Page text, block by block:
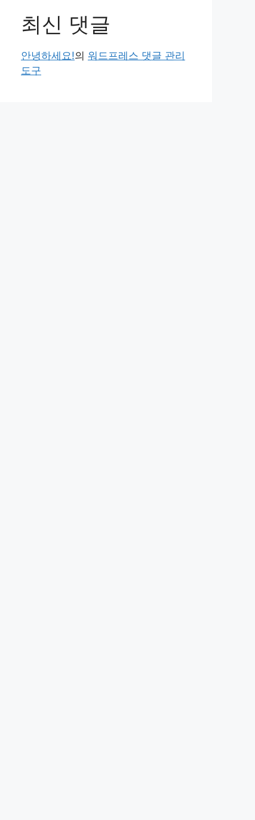
최신 댓글
안녕하세요!의 워드프레스 댓글 관리
도구